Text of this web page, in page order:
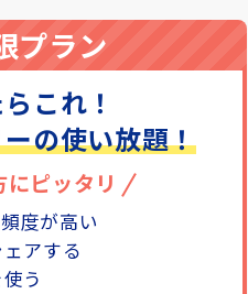
プラン
これ！
の使い放題！
にピッタリ
度が高い
アする
う